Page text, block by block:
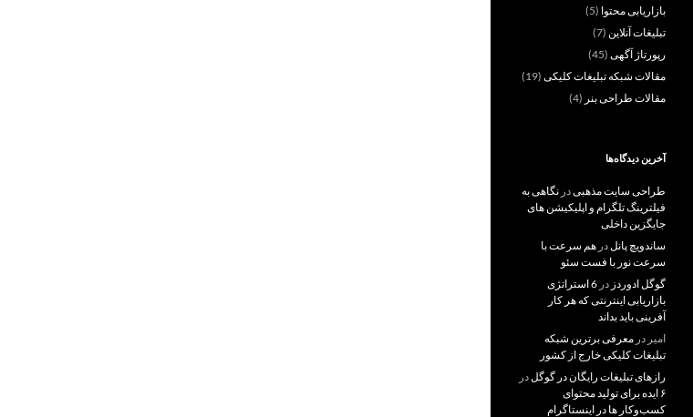
بازاریابی محتوا (5)
تبلیغات آنلاین (7)
رپورتاژ آگهی (45)
مقالات شبکه تبلیغات کلیکی (19)
مقالات طراحی بنر (4)
آخرین دیدگاه‌ها
طراحی سایت مذهبیدر نگاهی به
فیلترینگ تلگرام و اپلیکیشن های
جایگزین داخلی
ساندویچ پانلدر هم سرعت با
سرعت نور با فست سئو
گوگل ادوردز در
6 استراتژی
بازاریابی اینترنتی که هر کار
آفرینی باید بداند
امیر در معرفی برترین شبکه
تبلیغات کلیکی خارج از کشور
رازهای تبلیغات رایگان در گوگلدر
۶ ایده برای تولید محتوای
کسب‌و‌کار ها در اینستاگرام